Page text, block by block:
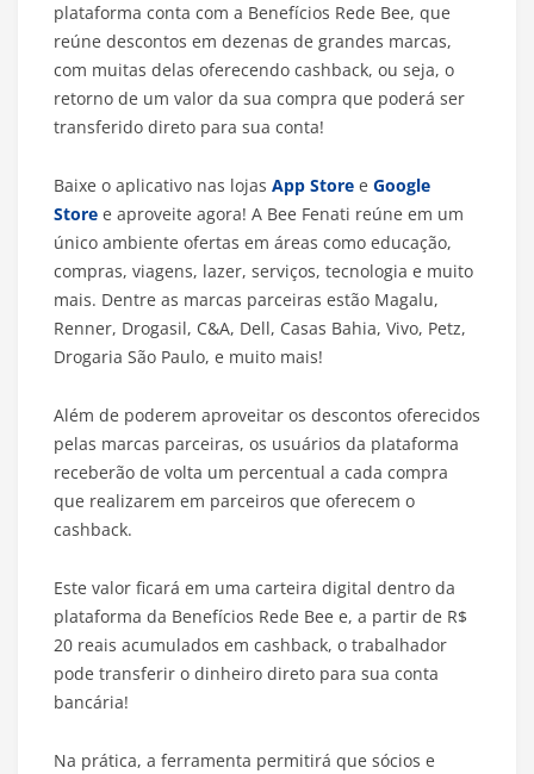
plataforma conta com a Benefícios Rede Bee, que
reúne descontos em dezenas de grandes marcas,
com muitas delas oferecendo cashback, ou seja, o
retorno de um valor da sua compra que poderá ser
transferido direto para sua conta!
Baixe o aplicativo nas lojas App Store e Google
Store e aproveite agora! A Bee Fenati reúne em um
único ambiente ofertas em áreas como educação,
compras, viagens, lazer, serviços, tecnologia e muito
mais. Dentre as marcas parceiras estão Magalu,
Renner, Drogasil, C&A, Dell, Casas Bahia, Vivo, Petz,
Drogaria São Paulo, e muito mais!
Além de poderem aproveitar os descontos oferecidos
pelas marcas parceiras, os usuários da plataforma
receberão de volta um percentual a cada compra
que realizarem em parceiros que oferecem o
cashback.
Este valor ficará em uma carteira digital dentro da
plataforma da Benefícios Rede Bee e, a partir de R$
20 reais acumulados em cashback, o trabalhador
pode transferir o dinheiro direto para sua conta
bancária!
Na prática, a ferramenta permitirá que sócios e